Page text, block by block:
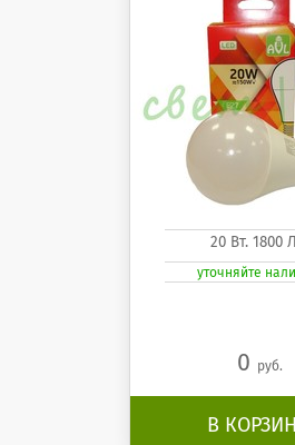
20 Вт. 1800
уточняйте
0 руб.
В